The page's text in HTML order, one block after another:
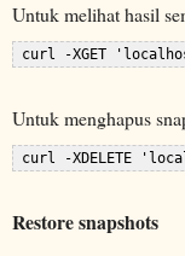
Untuk melihat hasil
Untuk menghapus
Restore snapshots